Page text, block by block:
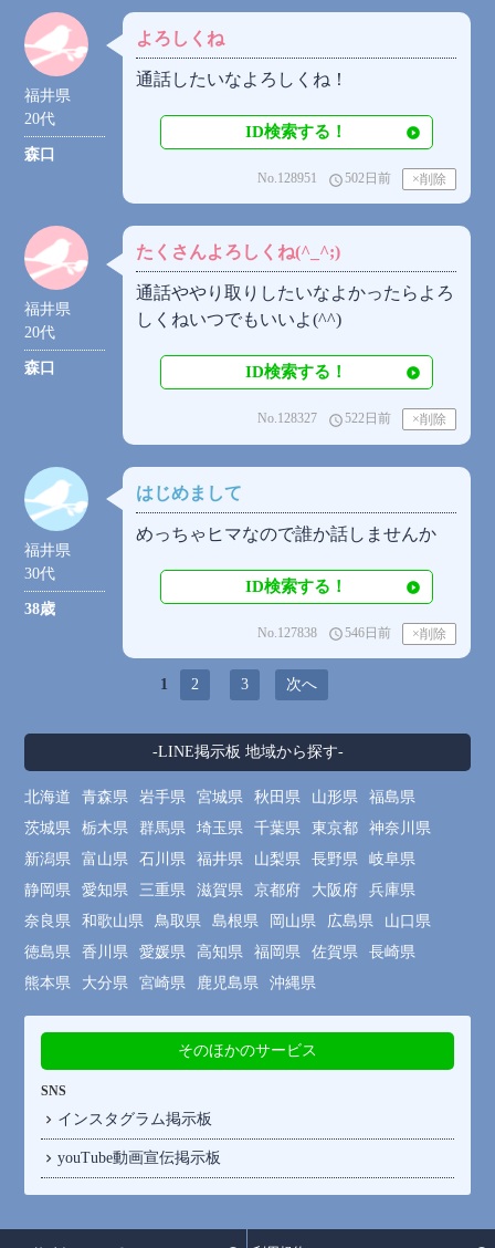
福井県
20代
森口
よろしくね
通話したいなよろしくね！
ID検索する！
access_time502日前
No.128951
福井県
20代
森口
たくさんよろしくね(^_^;)
通話ややり取りしたいなよかったらよろ
しくねいつでもいいよ(^^)
ID検索する！
access_time522日前
No.128327
福井県
30代
38歳
はじめまして
めっちゃヒマなので誰か話しませんか
ID検索する！
access_time546日前
No.127838
1 2 3 次へ
-LINE掲示板 地域から探す-
北海道 青森県 岩手県 宮城県 秋田県 山形県
福島県
茨城県
栃木県 群馬県 埼玉県 千葉県 東京都
神奈川県
新潟県
富山県 石川県 福井県 山梨県 長野県
岐阜県
静岡県
愛知県 三重県 滋賀県 京都府 大阪府
兵庫県
奈良県
和歌山県 鳥取県 島根県 岡山県 広島県
山口県
徳島県
香川県 愛媛県 高知県 福岡県 佐賀県
長崎県
熊本県
大分県 宮崎県 鹿児島県 沖縄県
そのほかのサービス
SNS
インスタグラム掲示板
youTube動画宣伝掲示板